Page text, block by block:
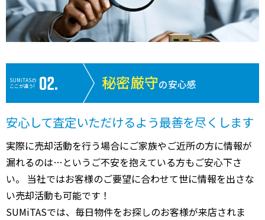
SUMiTASの
ここが違う!
秘密厳守の安心感
安心して査定いただけるよう最善を尽くします
実際に売却活動を行う場合にご家族やご近所の方に情報が
漏れるのは…というご不安を抱えている方もご安心下さ
い。 当社ではお客様のご要望に合わせて世に情報を出さな
い売却活動も可能です！
SUMiTASでは、毎日物件をお探しのお客様が来店されま